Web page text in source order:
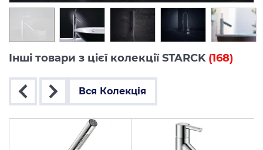
Інші товари з цієї колекції STARCK (168)
Вся Колекція